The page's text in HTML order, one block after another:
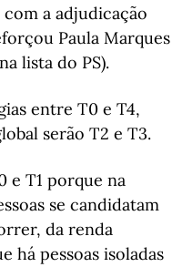
a adjudicação
Paula Marques
lista do PS).
entre T0 e T4,
serão T2 e T3.
e T1 porque na
se candidatam
da renda
há pessoas isoladas